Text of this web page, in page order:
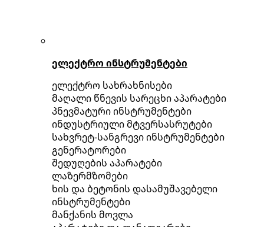
ელექტრო ინსტრუმენტები
ელექტრო სახრახნისები
მაღალი წნევის სარეცხი აპარატები
პნევმატური ინსტრუმენტები
ინდუსტრიული მტვერსასრუტები
სახვრეტ-სანგრევი ინსტრუმენტები
გენერატორები
შედუღების აპარატები
ლაზერმზომები
ხის და ბეტონის დასამუშავებელი
ინსტრუმენტები
მანქანის მოვლა